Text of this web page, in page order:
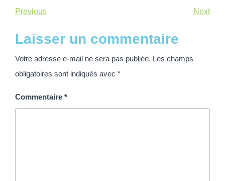
Previous Next
Laisser un commentaire
Votre adresse e-mail ne sera pas publiée. Les champs
obligatoires sont indiqués avec *
Commentaire *